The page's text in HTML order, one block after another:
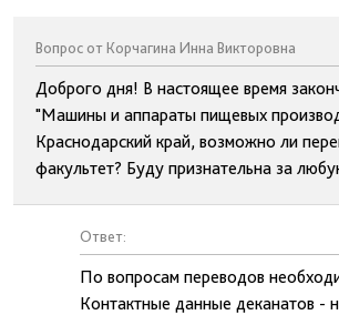
Вопрос от Корчагина Инна Викторовна
Доброго дня! В настоящее время
"Машины и аппараты пищевых
Краснодарский край, возможно ли
факультет? Буду признательна за
Ответ:
По вопросам переводов
Контактные данные деканатов -